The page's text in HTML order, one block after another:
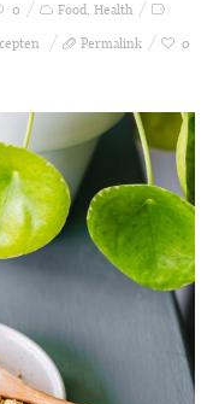
0 Food, Health
Permalink 0